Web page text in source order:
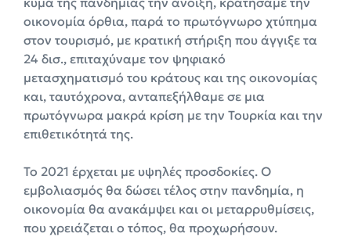
οικονομία όρθια, παρά το πρωτόγνωρο χτύπημα
στον τουρισμό, με κρατική στήριξη που άγγιξε τα
24 δισ., επιταχύναμε τον ψηφιακό
μετασχηματισμό του κράτους και της οικονομίας
και, ταυτόχρονα, ανταπεξήλθαμε σε μια
πρωτόγνωρα μακρά κρίση με την Τουρκία και την
επιθετικότητά της.
Το 2021 έρχεται με υψηλές προσδοκίες. Ο
εμβολιασμός θα δώσει τέλος στην πανδημία, η
οικονομία θα ανακάμψει και οι μεταρρυθμίσεις,
που χρειάζεται ο τόπος, θα προχωρήσουν.